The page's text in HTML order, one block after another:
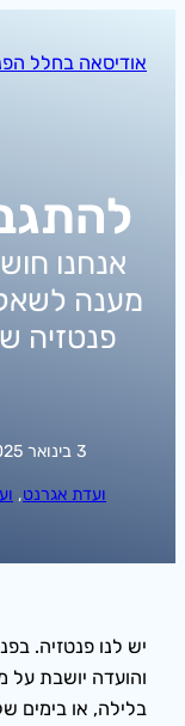
לתוכןאודיסאה בחלל
אנחנו
מענה
פנטזיה
3 בינואר 2025
ועדת אגרנט,
יש לנו פנטזיה.
בלילה, או בימים